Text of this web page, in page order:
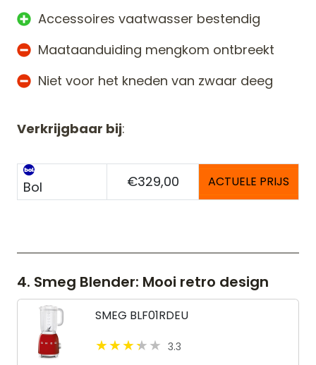
Accessoires vaatwasser bestendig
Maataanduiding mengkom ontbreekt
Niet voor het kneden van zwaar deeg
Verkrijgbaar bij:
Bol €329,00 ACTUELE PRIJS
4. Smeg Blender: Mooi retro design
SMEG BLF01RDEU
3.3